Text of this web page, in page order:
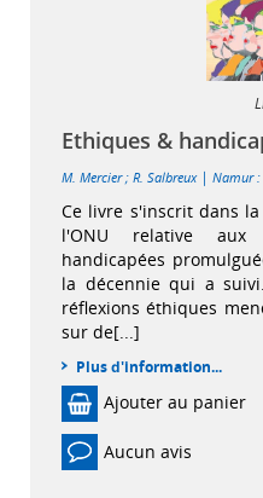
Ethiques &
M. Mercier; R. Salbreux | Namur :
Ce livre s'inscrit dans
l'ONU relative aux
handicapées
la décennie qui a
réflexions éthiques
sur de[...]
Plus d'information...
Ajouter au panier
Aucun avis